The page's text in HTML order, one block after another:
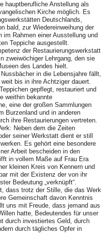
hauptberufliche Anstellung als
Kirche möglich. Es
Deutschlands,
bald, zur Wiedereinweihung der
im Rahmen einer Ausstellung und
Teppiche ausgestellt.
der Restaurierungswerkstatt
zweiwöchiger Lehrgang, den sie
des Landes hielt.
in die Lebensjahre fällt,
bis in ihre Achtziger dauert.
gepflegt, restauriert und
weithin bekannte
eine der großen Sammlungen
Burzenland und in anderen
ihre Restaurierungen vertreten.
Neben dem die Zeiten
seiner Werkstatt dient er still
Es gehört eine besondere
Arbeit bescheiden in den
in vollem Maße auf Frau Era
kleinen Kreis von Kennern und
mit der Existenz der von ihr
Bedeutung „verknüpft“.
dass trotz der Stille, die das Werk
Gemeinschaft davon Kenntnis
uns mit Freude, dass jemand aus
hatte, Bedeutendes für unser
durch investiertes Geld, durch
durch tägliches Opfer in